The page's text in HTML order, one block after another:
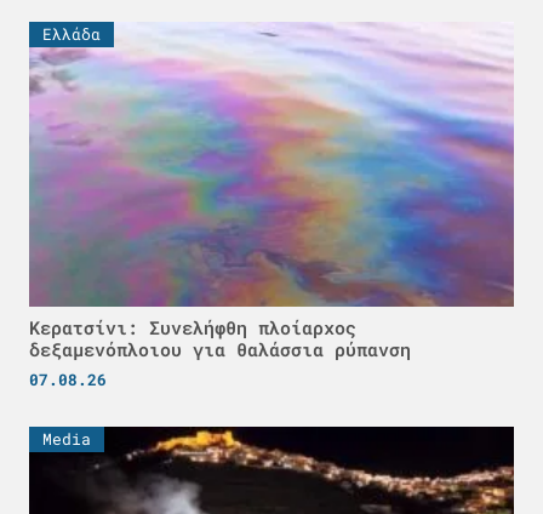
Ελλάδα
Κερατσίνι: Συνελήφθη πλοίαρχος
δεξαμενόπλοιου για θαλάσσια ρύπανση
07.08.26
Media